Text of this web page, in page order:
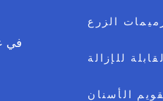
الزرع
للإزالة
الأسنان